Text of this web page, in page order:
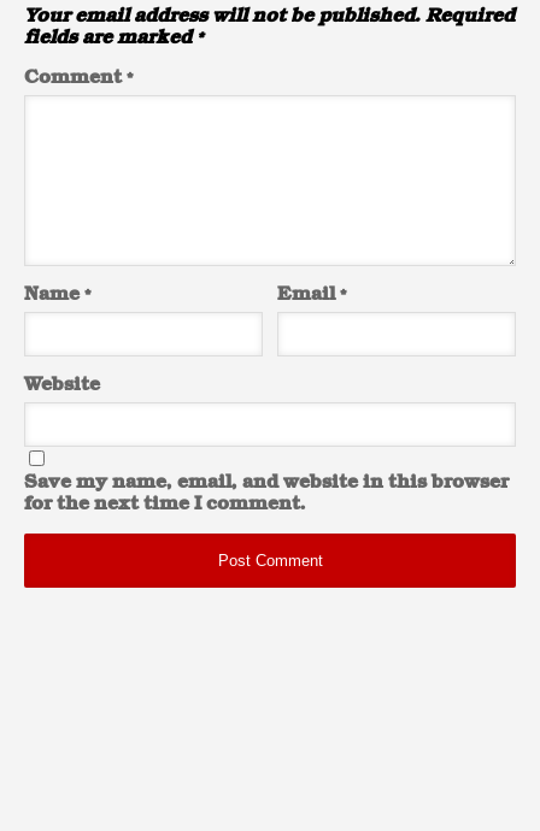
Your email address will not be published. Required
fields are marked *
Comment*
Name* Email*
Website
Save my name, email, and website in this browser
for the next time I comment.